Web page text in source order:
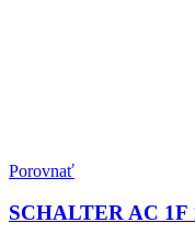
Porovnať
SCHALTER AC 1F